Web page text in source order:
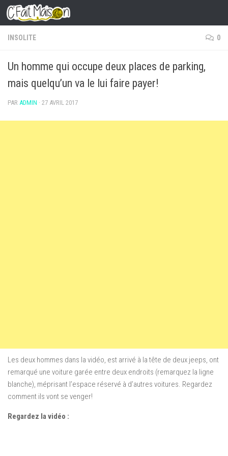
Skip to content
INSOLITE 0
Un homme qui occupe deux places de parking,
mais quelqu’un va le lui faire payer!
PAR ADMIN · 27 AVRIL 2017
Les deux hommes dans la vidéo, est arrivé à la tête de deux jeeps, ont
remarqué une voiture garée entre deux endroits (remarquez la ligne
blanche), méprisant l’espace réservé à d’autres voitures. Regardez
comment ils vont se venger!
Regardez la vidéo :